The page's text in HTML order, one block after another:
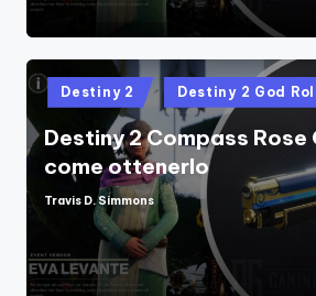
Posted
in
Destiny 2 Destiny 2 God
Destiny 2 Compass Rose
come ottenerlo
Posted
Travis D. Simmons